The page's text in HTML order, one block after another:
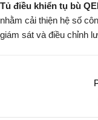
Tủ điều khiển tụ bù
nhằm cải thiện hệ số
giám sát và điều chỉnh